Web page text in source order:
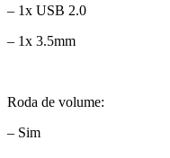
– 1x USB 2.0
– 1x 3.5mm
Roda de volume:
– Sim